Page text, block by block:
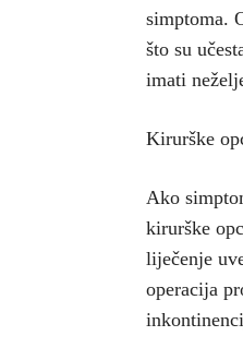
simptoma.
što su
imati
Kirurške
Ako
kirurške
liječenje
operacija